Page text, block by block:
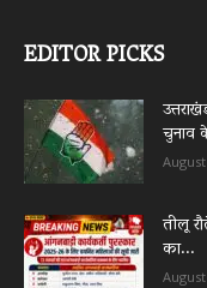
EDITOR PICKS
चुनाव
तीलू
का...